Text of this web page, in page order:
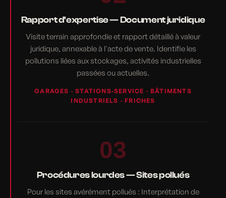
Rapport d'expertise — Document juridique
Visite terrain approfondie et rapport détaillé à valeur
juridique, annexable à l'acte de vente. Identifie les
pollutions liées aux stockages, activités industrielles
passées ou actuelles.
GARAGES · STATIONS-SERVICE · BÂTIMENTS
INDUSTRIELS · FRICHES
03
Procédures lourdes — Sites pollués
Pour les sites avérément pollués : Interprétation de